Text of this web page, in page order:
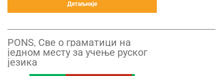
Детаљније
PONS, Све о граматици на
једном месту за учење руског
језика